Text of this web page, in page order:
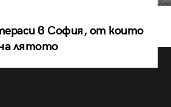
в София, от които
лятото